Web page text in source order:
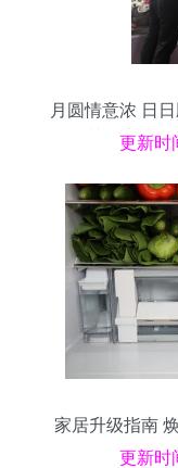
月圆情意浓 日
化解节假之忧
更新时
家居升级指南
更新时